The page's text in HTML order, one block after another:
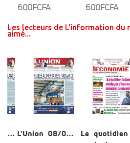
600FCFA 600FCFA
Les lecteurs de L'information du
aimé...
0... L'Union 08/0...
Le quotidien